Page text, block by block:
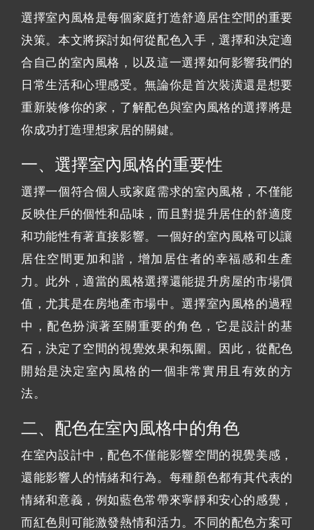
選擇室內風格是每個家庭打造舒適居住空間的重要
決策。本文將探討如何從配色入手，選擇和決定適
合自己的室內風格，以及這一選擇如何影響我們的
日常生活和心理感受。無論你是首次裝潢還是想要
重新裝修你的家，了解配色與室內風格的選擇將是
你成功打造理想家居的關鍵。
一、選擇室內風格的重要性
選擇一個符合個人或家庭需求的室內風格，不僅能
反映住戶的個性和品味，而且對提升居住的舒適度
和功能性有著直接影響。一個好的室內風格可以讓
居住空間更加和諧，增加居住者的幸福感和生產
力。此外，適當的風格選擇還能提升房屋的市場價
值，尤其是在房地產市場中。選擇室內風格的過程
中，配色扮演著至關重要的角色，它是設計的基
石，決定了空間的視覺效果和氛圍。因此，從配色
開始是決定室內風格的一個非常實用且有效的方
法。
二、配色在室內風格中的角色
在室內設計中，配色不僅能影響空間的視覺美感，
還能影響人的情緒和行為。每種顏色都有其代表的
情緒和意義，例如藍色常帶來寧靜和安心的感覺，
而紅色則可能激發熱情和活力。不同的配色方案可